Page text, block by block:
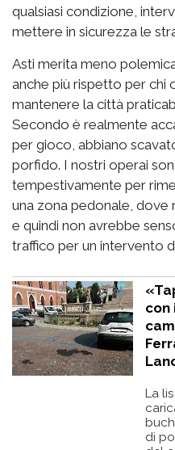
qualsiasi condizione,
mettere in sicurezza le
Asti merita meno
anche più rispetto per chi
mantenere la città
Secondo è realmente
per gioco, abbiano
porfido. I nostri operai
tempestivamente per
una zona pedonale, dove
e quindi non avrebbe
traffico per un intervento
con
La
di